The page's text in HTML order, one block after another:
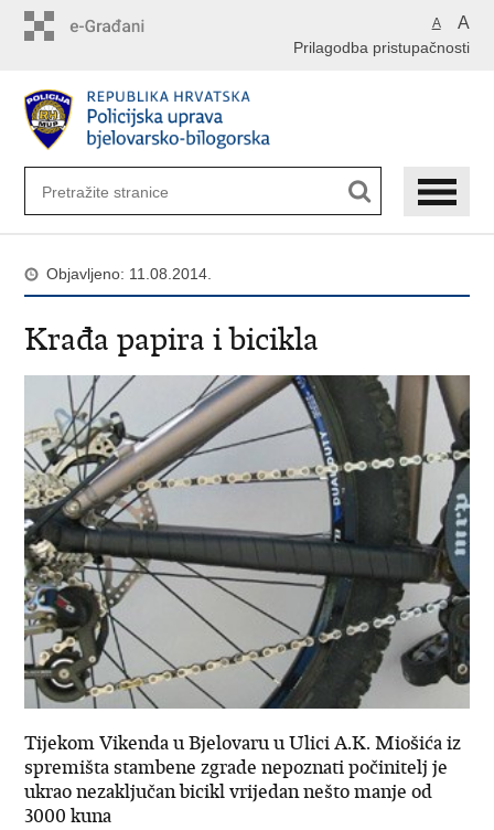
A A
Prilagodba pristupačnosti
Objavljeno: 11.08.2014.
Krađa papira i bicikla
Tijekom Vikenda u Bjelovaru u Ulici A.K. Miošića iz
spremišta stambene zgrade nepoznati počinitelj je
ukrao nezaključan bicikl vrijedan nešto manje od
3000 kuna